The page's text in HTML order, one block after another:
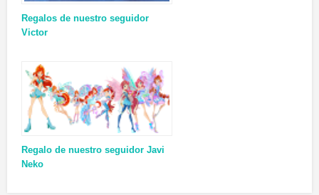
Regalos de nuestro seguidor
Victor
Regalo de nuestro seguidor Javi
Neko